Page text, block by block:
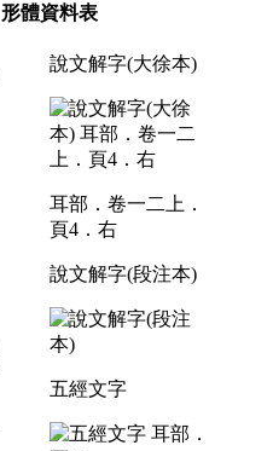
形體資料表
說文解字(大徐本)
耳部．卷一二上．
頁4．右
說文解字(段注本)
五經文字